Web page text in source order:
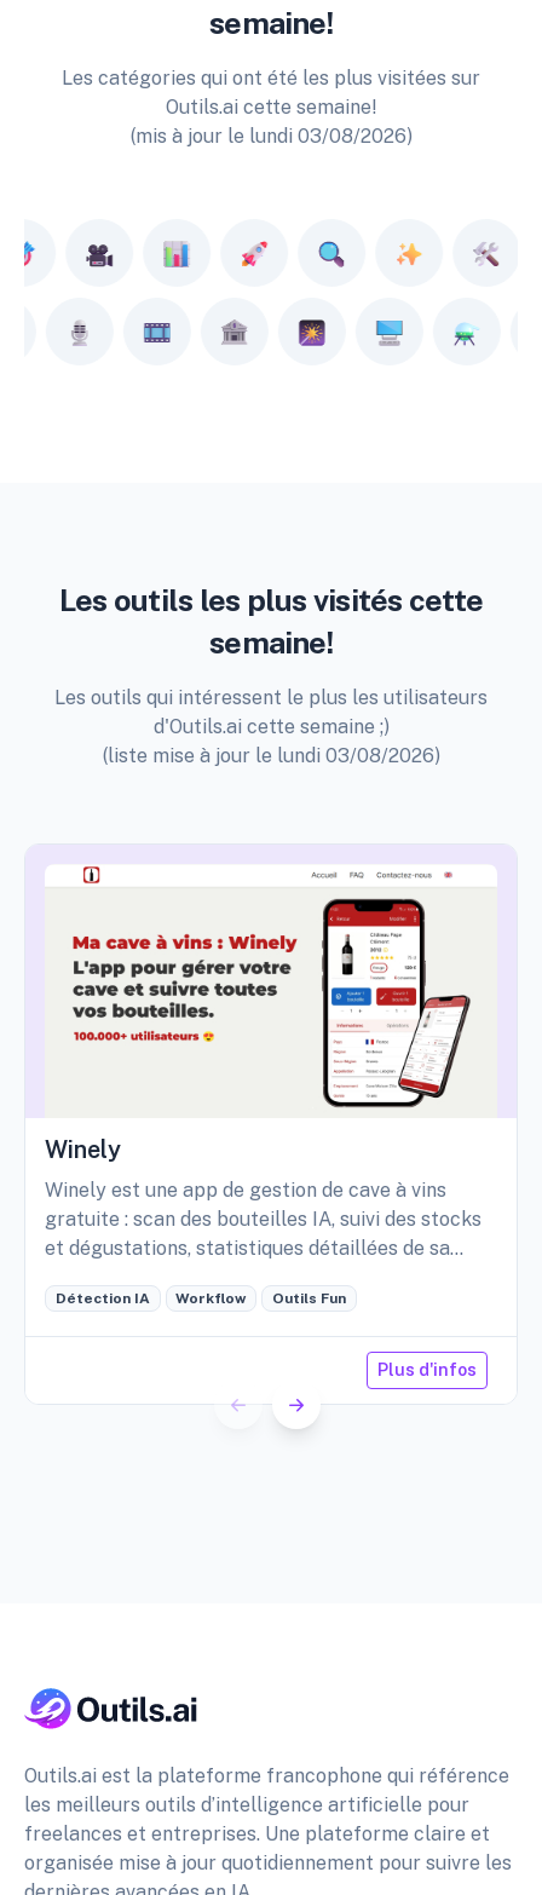
semaine!
Les catégories qui ont été les plus visitées sur
Outils.ai cette semaine!
(mis à jour le lundi 03/08/2026)
Les outils les plus visités cette
semaine!
Les outils qui intéressent le plus les utilisateurs
d'Outils.ai cette semaine ;)
(liste mise à jour le lundi 03/08/2026)
Winely
Winely est une app de gestion de cave à vins
gratuite : scan des bouteilles IA, suivi des stocks
et dégustations, statistiques détaillées de sa
Détection IA Workflow Outils Fun
Plus d'infos
Outils.ai est la plateforme francophone qui référence
les meilleurs outils d’intelligence artificielle pour
freelances et entreprises. Une plateforme claire et
organisée mise à jour quotidiennement pour suivre les